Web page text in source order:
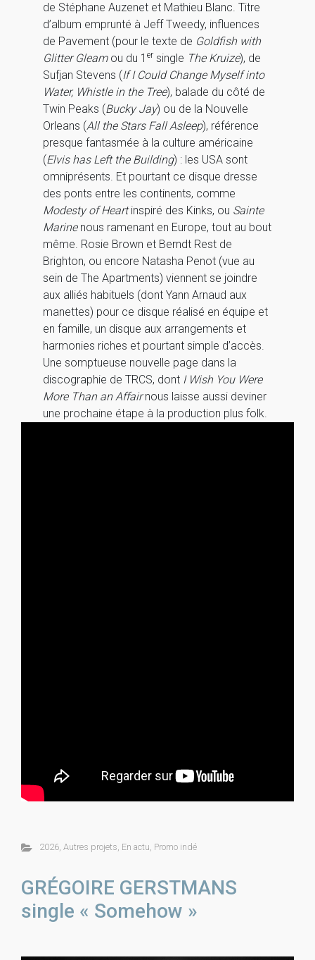
de Stéphane Auzenet et Mathieu Blanc. Titre
d’album emprunté à Jeff Tweedy, influences
de Pavement (pour le texte de Goldfish with
Glitter Gleamou du 1er single The Kruize), de
Sufjan Stevens (If I Could Change Myself into
Water, Whistle in the Tree), balade du côté de
Twin Peaks (Bucky Jay) ou de la Nouvelle
Orleans (All the Stars Fall Asleep), référence
presque fantasmée à la culture américaine
(Elvis has Left the Building) : les USA sont
omniprésents. Et pourtant ce disque dresse
des ponts entre les continents, comme
Modesty of Heartinspiré des Kinks, ou Sainte
Marinenous ramenant en Europe, tout au bout
même. Rosie Brown et Berndt Rest de
Brighton, ou encore Natasha Penot (vue au
sein de The Apartments) viennent se joindre
aux alliés habituels (dont Yann Arnaud aux
manettes) pour ce disque réalisé en équipe et
en famille, un disque aux arrangements et
harmonies riches et pourtant simple d’accès.
Une somptueuse nouvelle page dans la
discographie de TRCS, dont I Wish You Were
More Than an Affairnous laisse aussi deviner
une prochaine étape à la production plus folk.
2026, Autres projets, En actu, Promo indé
GRÉGOIRE GERSTMANS
single « Somehow »